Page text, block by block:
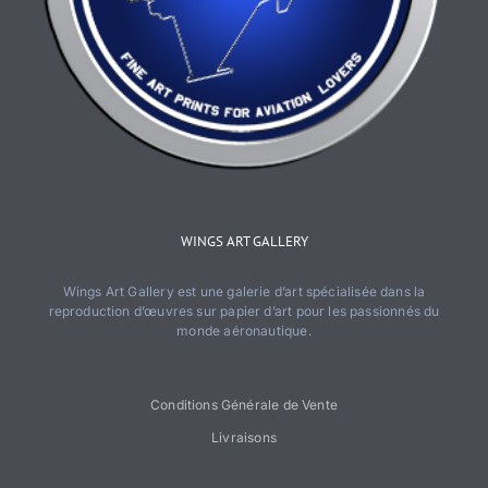
WINGS ART GALLERY
Wings Art Gallery est une galerie d’art spécialisée dans la
reproduction d’œuvres sur papier d’art pour les passionnés du
monde aéronautique.
Conditions Générale de Vente
Livraisons